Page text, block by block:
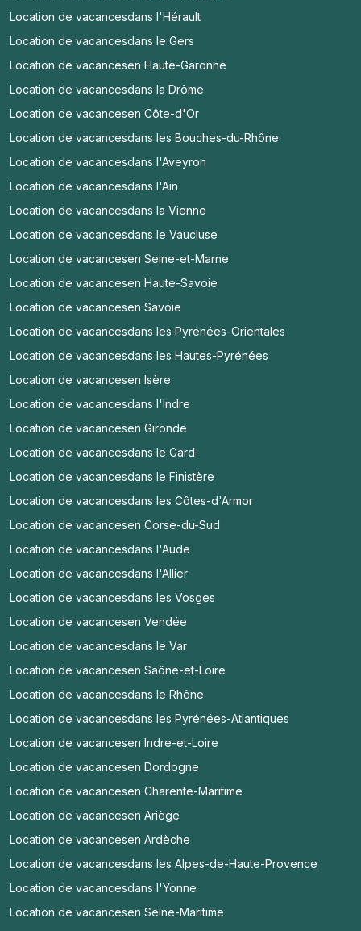
Location de vacancesdans l'Hérault
Location de vacancesdans le Gers
Location de vacancesen Haute-Garonne
Location de vacancesdans la Drôme
Location de vacancesen Côte-d'Or
Location de vacancesdans les Bouches-du-Rhône
Location de vacancesdans l'Aveyron
Location de vacancesdans l'Ain
Location de vacancesdans la Vienne
Location de vacancesdans le Vaucluse
Location de vacancesen Seine-et-Marne
Location de vacancesen Haute-Savoie
Location de vacancesen Savoie
Location de vacancesdans les Pyrénées-Orientales
Location de vacancesdans les Hautes-Pyrénées
Location de vacancesen Isère
Location de vacancesdans l'Indre
Location de vacancesen Gironde
Location de vacancesdans le Gard
Location de vacancesdans le Finistère
Location de vacancesdans les Côtes-d'Armor
Location de vacancesen Corse-du-Sud
Location de vacancesdans l'Aude
Location de vacancesdans l'Allier
Location de vacancesdans les Vosges
Location de vacancesen Vendée
Location de vacancesdans le Var
Location de vacancesen Saône-et-Loire
Location de vacancesdans le Rhône
Location de vacancesdans les Pyrénées-Atlantiques
Location de vacancesen Indre-et-Loire
Location de vacancesen Dordogne
Location de vacancesen Charente-Maritime
Location de vacancesen Ariège
Location de vacancesen Ardèche
Location de vacancesdans les Alpes-de-Haute-Provence
Location de vacancesdans l'Yonne
Location de vacancesen Seine-Maritime